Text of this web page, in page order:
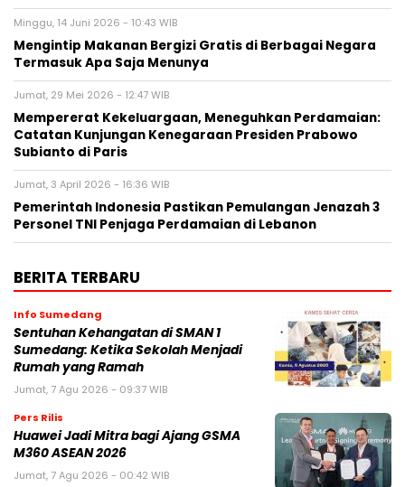
Minggu, 14 Juni 2026 - 10:43 WIB
Mengintip Makanan Bergizi Gratis di Berbagai Negara
Termasuk Apa Saja Menunya
Jumat, 29 Mei 2026 - 12:47 WIB
Mempererat Kekeluargaan, Meneguhkan Perdamaian:
Catatan Kunjungan Kenegaraan Presiden Prabowo
Subianto di Paris
Jumat, 3 April 2026 - 16:36 WIB
Pemerintah Indonesia Pastikan Pemulangan Jenazah 3
Personel TNI Penjaga Perdamaian di Lebanon
BERITA TERBARU
Info Sumedang
Sentuhan Kehangatan di SMAN 1
Sumedang: Ketika Sekolah Menjadi
Rumah yang Ramah
Jumat, 7 Agu 2026 - 09:37 WIB
Pers Rilis
Huawei Jadi Mitra bagi Ajang GSMA
M360 ASEAN 2026
Jumat, 7 Agu 2026 - 00:42 WIB